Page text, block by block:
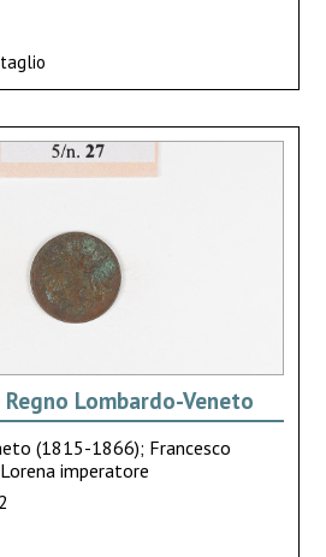
Regno Lombardo-Veneto
(1815-1866); Francesco
imperatore